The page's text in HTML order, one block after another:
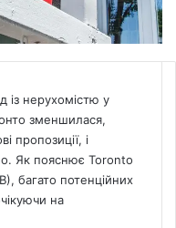
із нерухомістю у
зменшилася,
пропозиції, і
. Як пояснює Toronto
багато потенційних
на